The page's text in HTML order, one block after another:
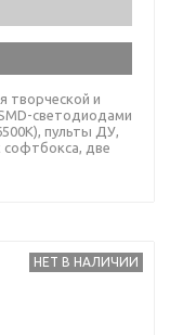
творческой и
светодиодами
пульты ДУ,
две
НЕТ В НАЛИЧИИ